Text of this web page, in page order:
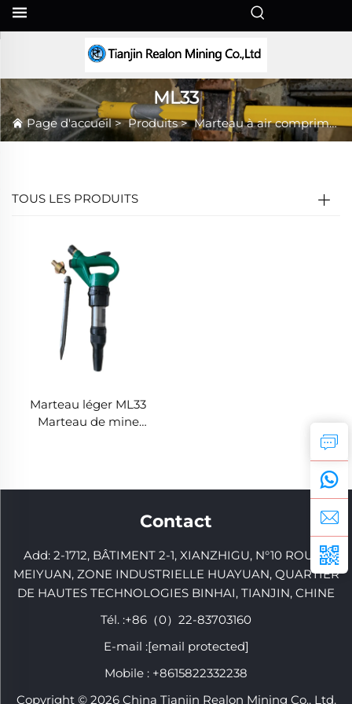
ML33
Page d'accueil>Produits>Marteau à air comprimé >
TOUS LES PRODUITS
Marteau léger ML33
Marteau de mine
Contact
Add: 2-1712, BÂTIMENT 2-1, XIANZHIGU, N°10 ROUTE
MEIYUAN, ZONE INDUSTRIELLE HUAYUAN, QUARTIER
DE HAUTES TECHNOLOGIES BINHAI, TIANJIN, CHINE
Tél. :+86（0）22-83703160
E-mail :[email protected]
Mobile : +8615822332238
Copyright © 2026 China Tianjin Realon Mining Co., Ltd.